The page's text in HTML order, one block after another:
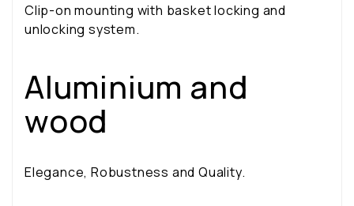
Clip-on mounting with basket locking and
unlocking system.
Aluminium and
wood
Elegance, Robustness and Quality.